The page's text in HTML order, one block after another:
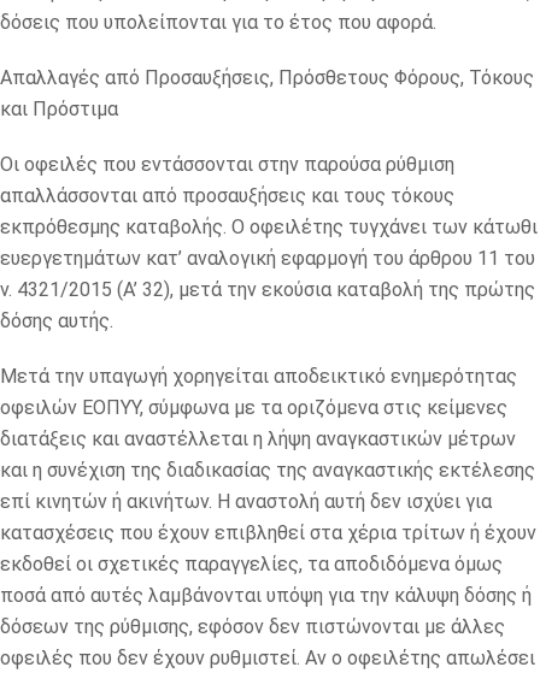
δόσεις που υπολείπονται για το έτος που αφορά.
Απαλλαγές από Προσαυξήσεις, Πρόσθετους Φόρους, Τόκους
και Πρόστιμα
Οι οφειλές που εντάσσονται στην παρούσα ρύθμιση
απαλλάσσονται από προσαυξήσεις και τους τόκους
εκπρόθεσμης καταβολής. Ο οφειλέτης τυγχάνει των κάτωθι
ευεργετημάτων κατ’ αναλογική εφαρμογή του άρθρου 11 του
ν. 4321/2015 (Α’ 32), μετά την εκούσια καταβολή της πρώτης
δόσης αυτής.
Μετά την υπαγωγή χορηγείται αποδεικτικό ενημερότητας
οφειλών ΕΟΠΥΥ, σύμφωνα με τα οριζόμενα στις κείμενες
διατάξεις και αναστέλλεται η λήψη αναγκαστικών μέτρων
και η συνέχιση της διαδικασίας της αναγκαστικής εκτέλεσης
επί κινητών ή ακινήτων. Η αναστολή αυτή δεν ισχύει για
κατασχέσεις που έχουν επιβληθεί στα χέρια τρίτων ή έχουν
εκδοθεί οι σχετικές παραγγελίες, τα αποδιδόμενα όμως
ποσά από αυτές λαμβάνονται υπόψη για την κάλυψη δόσης ή
δόσεων της ρύθμισης, εφόσον δεν πιστώνονται με άλλες
οφειλές που δεν έχουν ρυθμιστεί. Αν ο οφειλέτης απωλέσει